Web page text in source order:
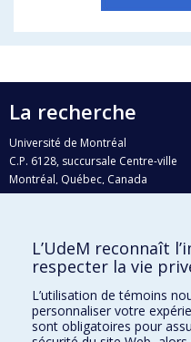
La recherche
Université de Montréal
C.P. 6128, succursale Centre-ville
Montréal, Québec, Canada
H3C 3J7
Qui fait quoi?
Nous trouver
Plan du site
L’UdeM reconnaît
respecter la vie
L’utilisation de témoins
personnaliser votre
sont obligatoires pour